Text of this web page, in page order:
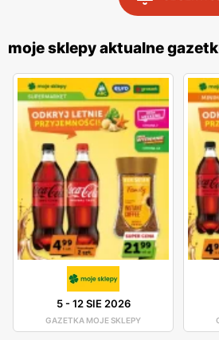
moje sklepy aktualne
5-12 SIE 2026
GAZETKA MOJE SKLEPY